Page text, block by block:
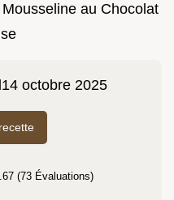
au Chocolat
14 octobre 2025
(73 Évaluations)